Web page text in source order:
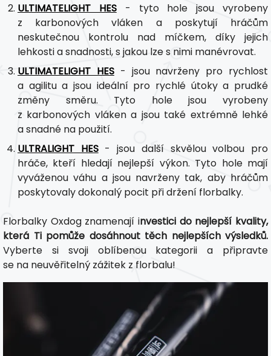
ULTIMATELIGHT HES- tyto hole jsou vyrobeny
z karbonových vláken a poskytují hráčům
neskutečnou kontrolu nad míčkem, díky jejich
lehkosti a snadnosti, s jakou lze s nimi manévrovat.
ULTIMATELIGHT HES- jsou navrženy pro rychlost
a agilitu a jsou ideální pro rychlé útoky a prudké
změny směru. Tyto hole jsou vyrobeny
z karbonových vláken a jsou také extrémně lehké
a snadné na použití.
ULTRALIGHT HES- jsou další skvělou volbou pro
hráče, kteří hledají nejlepší výkon. Tyto hole mají
vyváženou váhu a jsou navrženy tak, aby hráčům
poskytovaly dokonalý pocit při držení florbalky.
Florbalky Oxdog znamenají investici do nejlepší kvality,
která Ti pomůže dosáhnout těch nejlepších výsledků.
Vyberte si svoji oblíbenou kategorii a připravte
se na neuvěřitelný zážitek z florbalu!